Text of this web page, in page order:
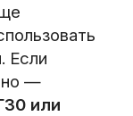
Если
—
или